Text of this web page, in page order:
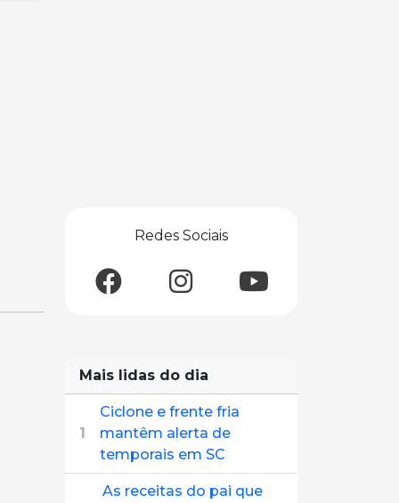
Redes Sociais
Mais lidas do dia
1
Ciclone e frente fria
mantêm alerta de
temporais em SC
As receitas do pai que